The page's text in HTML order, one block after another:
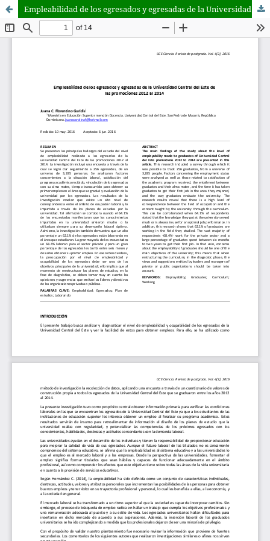
Empleabilidad de los egresados y egresadas de la Universidad Central del Este de las promociones 2012 al 2014